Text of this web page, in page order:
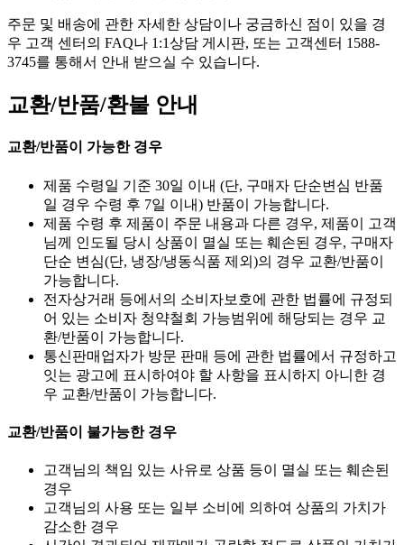
주문 및 배송에 관한 자세한 상담이나 궁금하신 점이 있을 경
우 고객 센터의 FAQ나 1:1상담 게시판, 또는 고객센터 1588-
3745를 통해서 안내 받으실 수 있습니다.
교환/반품/환불 안내
교환/반품이 가능한 경우
제품 수령일 기준 30일 이내 (단, 구매자 단순변심 반품
일 경우 수령 후 7일 이내) 반품이 가능합니다.
제품 수령 후 제품이 주문 내용과 다른 경우, 제품이 고객
님께 인도될 당시 상품이 멸실 또는 훼손된 경우, 구매자
단순 변심(단, 냉장/냉동식품 제외)의 경우 교환/반품이
가능합니다.
전자상거래 등에서의 소비자보호에 관한 법률에 규정되
어 있는 소비자 청약철회 가능범위에 해당되는 경우 교
환/반품이 가능합니다.
통신판매업자가 방문 판매 등에 관한 법률에서 규정하고
잇는 광고에 표시하여야 할 사항을 표시하지 아니한 경
우 교환/반품이 가능합니다.
교환/반품이 불가능한 경우
고객님의 책임 있는 사유로 상품 등이 멸실 또는 훼손된
경우
고객님의 사용 또는 일부 소비에 의하여 상품의 가치가
감소한 경우